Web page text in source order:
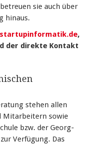
betreuen sie auch über
hinaus.
startupinformatik.de,
der direkte Kontakt
stehen allen
Mitarbeitern sowie
bzw. der Georg-
Verfügung. Das